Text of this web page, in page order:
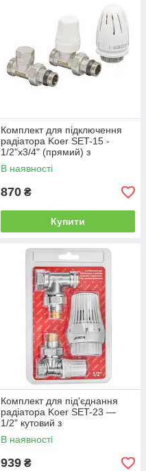
Комплект для підключення
радіатора Koer SET-15 -
1/2"x3/4" (прямий) з
термоголовкою ЗЗ (KR3180)
В наявності
870 ₴
Купити
Комплект для під'єднання
радіатора Koer SET-23 —
1/2" кутовий з
термоголовкою, кліковий
кріплення (KR5284)
В наявності
939 ₴